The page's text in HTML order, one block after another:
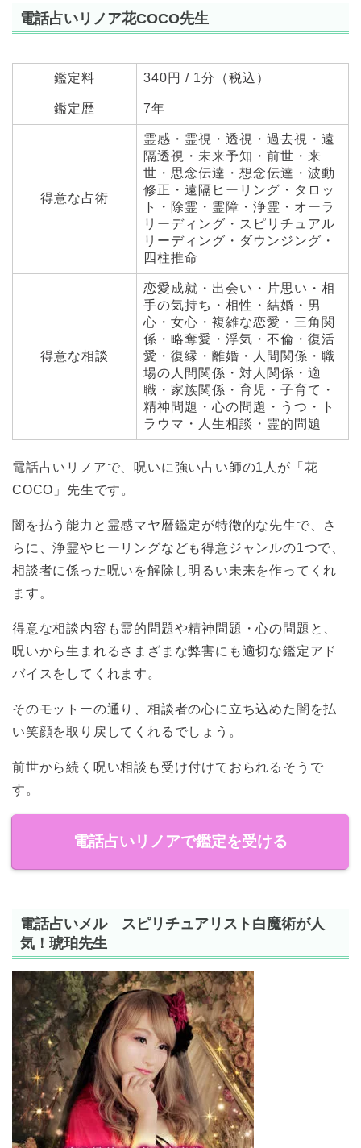
電話占いリノア花COCO先生
鑑定料 340円 / 1分（税込）
鑑定歴 7年
得意な占術
霊感・霊視・透視・過去視・遠
隔透視・未来予知・前世・来
世・思念伝達・想念伝達・波動
修正・遠隔ヒーリング・タロッ
ト・除霊・霊障・浄霊・オーラ
リーディング・スピリチュアル
リーディング・ダウンジング・
四柱推命
得意な相談
恋愛成就・出会い・片思い・相
手の気持ち・相性・結婚・男
心・女心・複雑な恋愛・三角関
係・略奪愛・浮気・不倫・復活
愛・復縁・離婚・人間関係・職
場の人間関係・対人関係・適
職・家族関係・育児・子育て・
精神問題・心の問題・うつ・ト
ラウマ・人生相談・霊的問題
電話占いリノアで、呪いに強い占い師の1人が「花
COCO」先生です。
闇を払う能力と霊感マヤ暦鑑定が特徴的な先生で、さ
らに、浄霊やヒーリングなども得意ジャンルの1つで、
相談者に係った呪いを解除し明るい未来を作ってくれ
ます。
得意な相談内容も霊的問題や精神問題・心の問題と、
呪いから生まれるさまざまな弊害にも適切な鑑定アド
バイスをしてくれます。
そのモットーの通り、相談者の心に立ち込めた闇を払
い笑顔を取り戻してくれるでしょう。
前世から続く呪い相談も受け付けておられるそうで
す。
電話占いリノアで鑑定を受ける
電話占いメル スピリチュアリスト白魔術が人
気！琥珀先生